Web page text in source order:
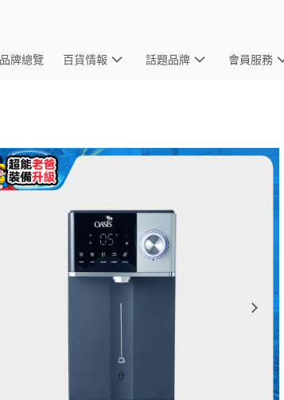
品牌總覽 百貨情報 話題品牌 會員服務